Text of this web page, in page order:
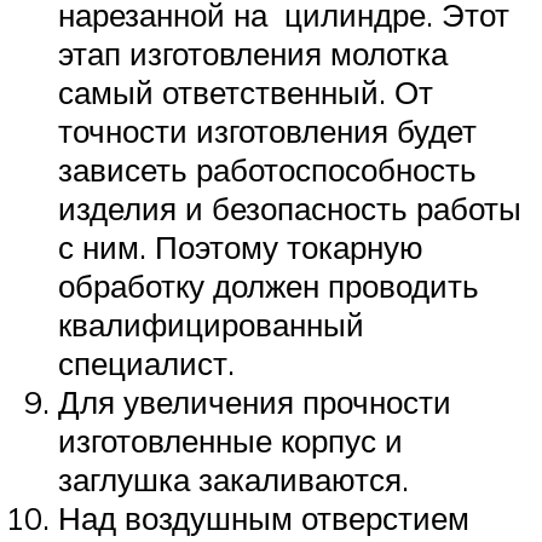
нарезанной на цилиндре. Этот
этап изготовления молотка
самый ответственный. От
точности изготовления будет
зависеть работоспособность
изделия и безопасность работы
с ним. Поэтому токарную
обработку должен проводить
квалифицированный
специалист.
Для увеличения прочности
изготовленные корпус и
заглушка закаливаются.
Над воздушным отверстием